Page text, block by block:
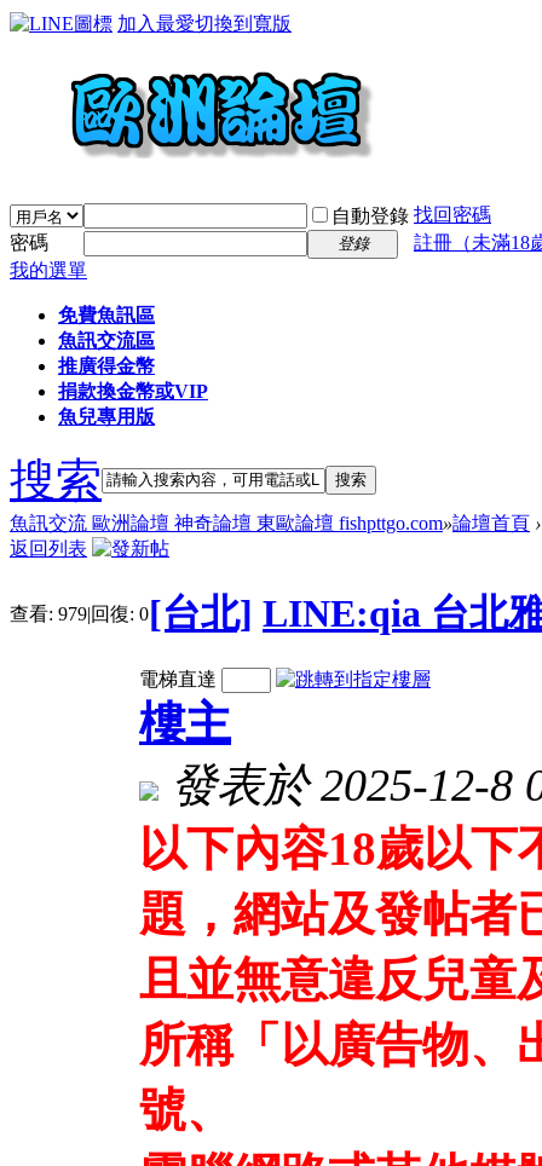
加入最愛切換到寬版
自動登錄 找回密碼
密碼
登錄
註冊（未滿18
我的選單
免費魚訊區
魚訊交流區
推廣得金幣
捐款換金幣或VIP
魚兒專用版
搜索 搜索
魚訊交流 歐洲論壇 神奇論壇 東歐論壇 fishpttgo.com»論壇首頁 ›
返回列表
查看: 979|回復: 0[台北] LINE:qia 台北
電梯直達
樓主
發表於 2025-12-8
以下內容18歲以下
題，網站及發帖者
且並無意違反兒童
所稱「以廣告物、
號、